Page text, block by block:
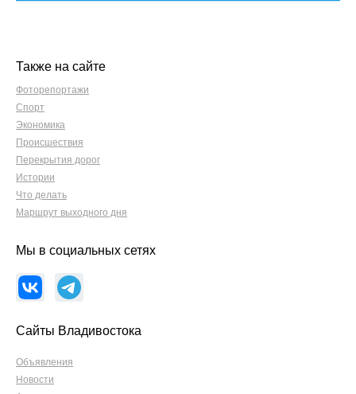
Также на сайте
Фоторепортажи
Спорт
Экономика
Происшествия
Перекрытия дорог
Истории
Что делать
Маршрут выходного дня
Мы в социальных сетях
Сайты Владивостока
Объявления
Новости